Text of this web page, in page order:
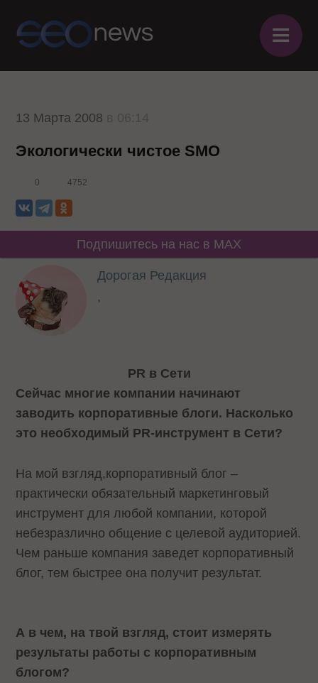
≡
13 Марта 2008
Экологически чистое SMO
0 4752
Подпишитесь на нас в MAX
Дорогая Редакция
,
PR в Сети
Сейчас многие компании начинают
заводить корпоративные блоги. Насколько
это необходимый PR-инструмент в Сети?
На мой взгляд,корпоративный блог –
практически обязательный маркетинговый
инструмент для любой компании, которой
небезразлично общение с целевой аудиторией.
Чем раньше компания заведет корпоративный
блог, тем быстрее она получит результат.
А в чем, на твой взгляд, стоит измерять
результаты работы с корпоративным
блогом?